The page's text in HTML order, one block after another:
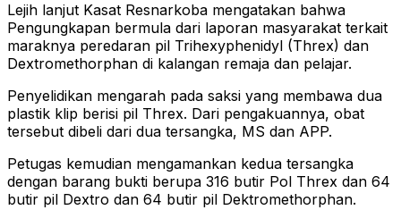
Lejih lanjut Kasat Resnarkoba mengatakan bahwa
Pengungkapan bermula dari laporan masyarakat terkait
maraknya peredaran pil Trihexyphenidyl (Threx) dan
Dextromethorphan di kalangan remaja dan pelajar.
Penyelidikan mengarah pada saksi yang membawa dua
plastik klip berisi pil Threx. Dari pengakuannya, obat
tersebut dibeli dari dua tersangka, MS dan APP.
Petugas kemudian mengamankan kedua tersangka
dengan barang bukti berupa 316 butir Pol Threx dan 64
butir pil Dextro dan 64 butir pil Dektromethorphan.